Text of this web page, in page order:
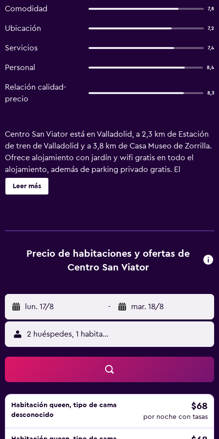
Comodidad 7,8
Ubicación 7,2
Servicios 7,4
Personal 8,4
Relación calidad-
precio
8,3
Centro San Viator está en Valladolid, a 2,3 km de Estación
de tren de Valladolid y a 3,8 km de Casa Museo de Zorrilla.
Ofrece alojamiento con jardín y wifi gratis en todo el
alojamiento, además de parking privado gratis. El
alojamiento está a unos 2,5 km de Casa Museo de
Cervantes, a 2,6 km de Colegio Mayor de Santa Cruz y a
tienen baño privado y ropa de cama. Catedral de
Valladolid está a 3,3 km del alojamiento, y Plaza Mayor de
Leer más
Precio de habitaciones y ofertas de
Centro San Viator
lun. 17/8 - mar. 18/8
2 huéspedes, 1 habitación
Habitación queen, tipo de cama
desconocido
$68
por noche con tasas